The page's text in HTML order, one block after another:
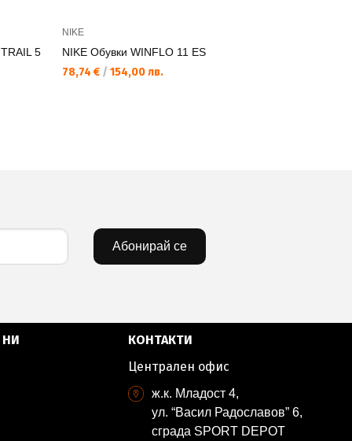
5
NIKE
NIKE Обувки WINFLO 11 ES
78,74 € / 154,00 лв.
Абонирай се
НИ
КОНТАКТИ
Централен офис
ж.к. Младост 4,
ул. “Васил Радославов” 6,
сграда SPORT DEPOT